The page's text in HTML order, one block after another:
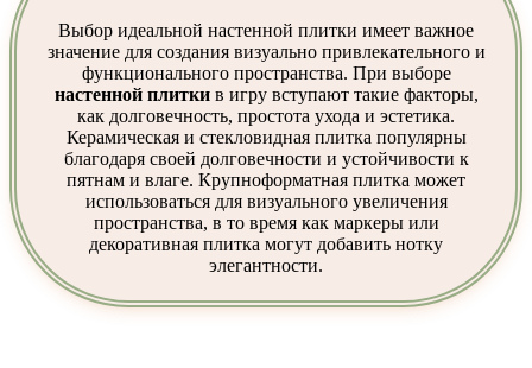
Выбор идеальной настенной плитки имеет важное
значение для создания визуально привлекательного и
функционального пространства. При выборе
настенной плиткив игру вступают такие факторы,
как долговечность, простота ухода и эстетика.
Керамическая и стекловидная плитка популярны
благодаря своей долговечности и устойчивости к
пятнам и влаге. Крупноформатная плитка может
использоваться для визуального увеличения
пространства, в то время как маркеры или
декоративная плитка могут добавить нотку
элегантности.